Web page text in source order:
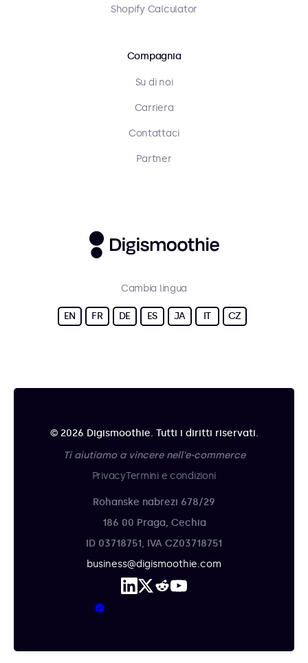
Shopify Calculator
Compagnia
Su di noi
Carriera
Contattaci
Partner
Cambia lingua
EN FR DE ES JA IT CZ
© 2026 Digismoothie. Tutti i diritti riservati.
Ti aiutiamo a vincere nell'e-commerce
PrivacyTermini e condizioni
Rohanske nabrezi 678/29
186 00 Praga, Cechia
ID 03718751, IVA CZ03718751
business@digismoothie.com